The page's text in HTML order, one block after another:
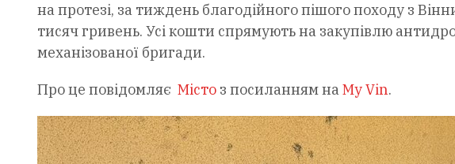
на протезі, за тиждень благодійного пішого походу з
тисяч гривень. Усі кошти спрямують на закупівлю
механізованої бригади.
Про це повідомляє Містоз посиланням наMy Vin.